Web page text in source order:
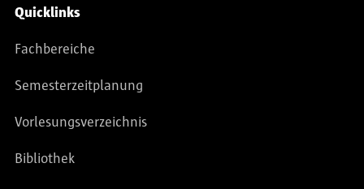
Service-Navigation
Quicklinks
Fachbereiche
Semesterzeitplanung
Vorlesungsverzeichnis
Bibliothek